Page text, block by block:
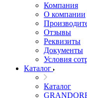
Компания
О компании
Отзывы
Реквизиты
Документы
Условия
Каталог
Каталог